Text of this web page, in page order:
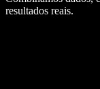
resultados reais.